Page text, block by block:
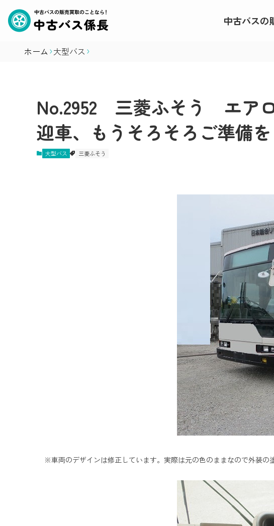
中古バスの
ホーム 大型バス
No.2952 三菱ふそう エア
迎車、もうそろそろご準備を
大型バス 三菱ふそう
※車両のデザインは修正しています。実際は元の色のままなので外装の